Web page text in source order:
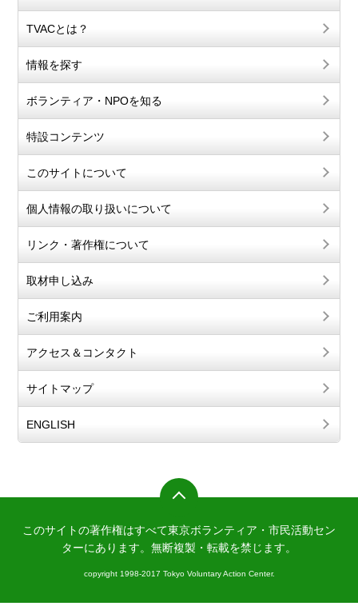
TVACとは？
情報を探す
ボランティア・NPOを知る
特設コンテンツ
このサイトについて
個人情報の取り扱いについて
リンク・著作権について
取材申し込み
ご利用案内
アクセス＆コンタクト
サイトマップ
ENGLISH
このサイトの著作権はすべて東京ボランティア・市民活動セン
ターにあります。 無断複製・転載を禁じます。
copyright 1998-2017 Tokyo Voluntary Action Center.